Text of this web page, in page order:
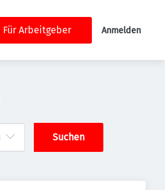
Für Arbeitgeber Anmelden
Suchen